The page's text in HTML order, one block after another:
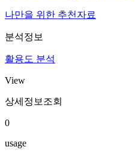
나만을 위한 추천자료
분석정보
활용도 분석
View
상세정보조회
0
usage